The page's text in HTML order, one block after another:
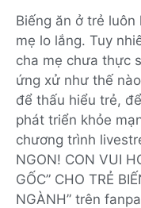
Biếng ăn ở trẻ
mẹ lo lắng. Tuy
cha mẹ chưa thực
ứng xử như thế
để thấu hiểu trẻ,
phát triển khỏe
chương trình
NGON! CON VUI
GỐC” CHO TRẺ
NGÀNH” trên